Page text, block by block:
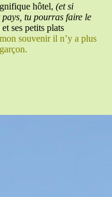
hôtel, (et si
pays, tu pourras faire le
ses petits plats
souvenir il n’y a plus